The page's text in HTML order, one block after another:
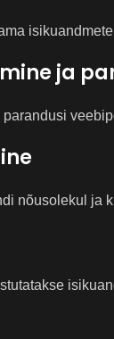
ja
nõusolekul